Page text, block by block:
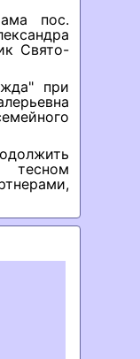
пос.
Свято-
при
тесном